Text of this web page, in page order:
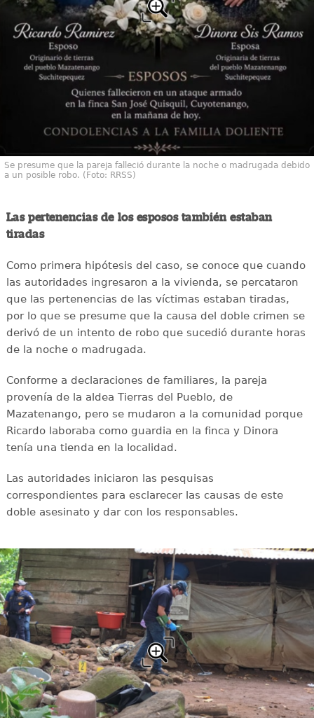
Se presume que la pareja falleció durante la noche o madrugada debido
a un posible robo. (Foto: RRSS)
Las pertenencias de los esposos también estaban
tiradas
Como primera hipótesis del caso, se conoce que cuando
las autoridades ingresaron a la vivienda, se percataron
que las pertenencias de las víctimas estaban tiradas,
por lo que se presume que la causa del doble crimen se
derivó de un intento de robo que sucedió durante horas
de la noche o madrugada.
Conforme a declaraciones de familiares, la pareja
provenía de la aldea Tierras del Pueblo, de
Mazatenango, pero se mudaron a la comunidad porque
Ricardo laboraba como guardia en la finca y Dinora
tenía una tienda en la localidad.
Las autoridades iniciaron las pesquisas
correspondientes para esclarecer las causas de este
doble asesinato y dar con los responsables.